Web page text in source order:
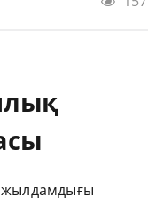
жылдамдығы